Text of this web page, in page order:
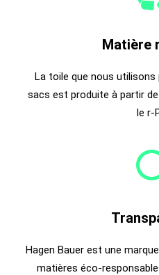
Matière
La toile que nous
sacs est produite à partir
le r-
Hagen Bauer est une
matières éco-